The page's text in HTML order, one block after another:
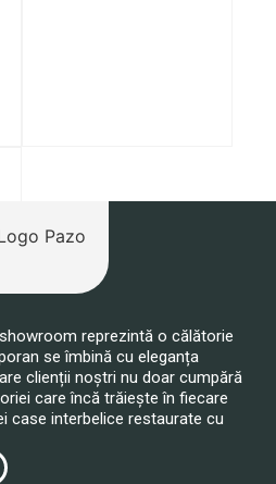
reprezintă o călătorie
se îmbină cu eleganța
clienții noștri nu doar cumpără
care încă trăiește în fiecare
case interbelice restaurate cu